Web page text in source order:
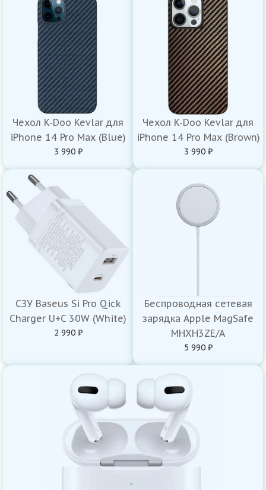
Чехол K-Doo Kevlar для
iPhone 14 Pro Max (Blue)
3 990 ₽
Чехол K-Doo Kevlar для
iPhone 14 Pro Max (Brown)
3 990 ₽
СЗУ Baseus Si Pro Qick
Charger U+C 30W (White)
2 990 ₽
Беспроводная сетевая
зарядка Apple MagSafe
MHXH3ZE/A
5 990 ₽